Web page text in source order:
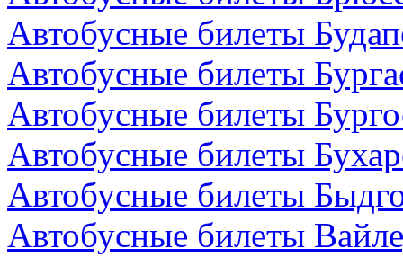
Автобусные билеты
Автобусные билеты
Автобусные билеты
Автобусные билеты
Автобусные билеты
Автобусные билеты